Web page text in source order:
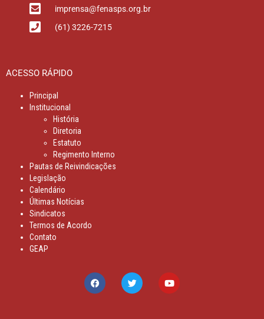
imprensa@fenasps.org.br
(61) 3226-7215
ACESSO RÁPIDO
Principal
Institucional
História
Diretoria
Estatuto
Regimento Interno
Pautas de Reivindicações
Legislação
Calendário
Últimas Notícias
Sindicatos
Termos de Acordo
Contato
GEAP